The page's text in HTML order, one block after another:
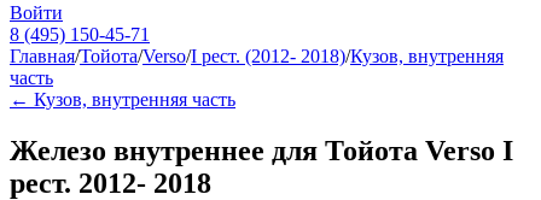
Войти
8 (495) 150-45-71
Главная/Тойота/Verso/I рест. (2012- 2018)/Кузов, внутренняя
часть
← Кузов, внутренняя часть
Железо внутреннее для Тойота Verso I
рест. 2012- 2018